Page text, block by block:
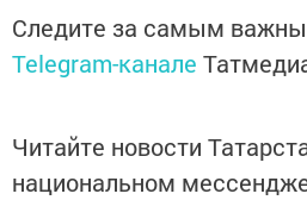
Следите за самым
Telegram-канале
Читайте новости
национальном